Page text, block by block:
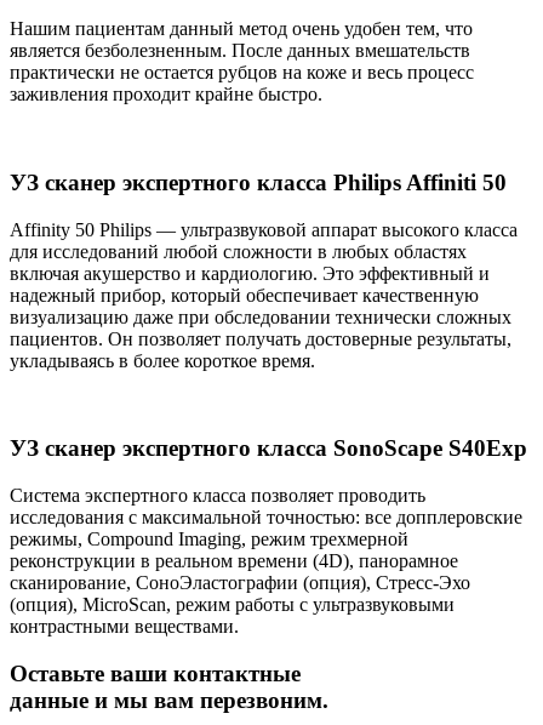
Нашим пациентам данный метод очень удобен тем, что
является безболезненным. После данных вмешательств
практически не остается рубцов на коже и весь процесс
заживления проходит крайне быстро.
УЗ сканер экспертного класса Philips Affiniti 50
Affinity 50 Philips — ультразвуковой аппарат высокого класса
для исследований любой сложности в любых областях
включая акушерство и кардиологию. Это эффективный и
надежный прибор, который обеспечивает качественную
визуализацию даже при обследовании технически сложных
пациентов. Он позволяет получать достоверные результаты,
укладываясь в более короткое время.
УЗ сканер экспертного класса SonoScape S40Exp
Система экспертного класса позволяет проводить
исследования с максимальной точностью: все допплеровские
режимы, Compound Imaging, режим трехмерной
реконструкции в реальном времени (4D), панорамное
сканирование, СоноЭластографии (опция), Стресс-Эхо
(опция), MicroScan, режим работы с ультразвуковыми
контрастными веществами.
Оставьте ваши контактные
данные и мы вам перезвоним.